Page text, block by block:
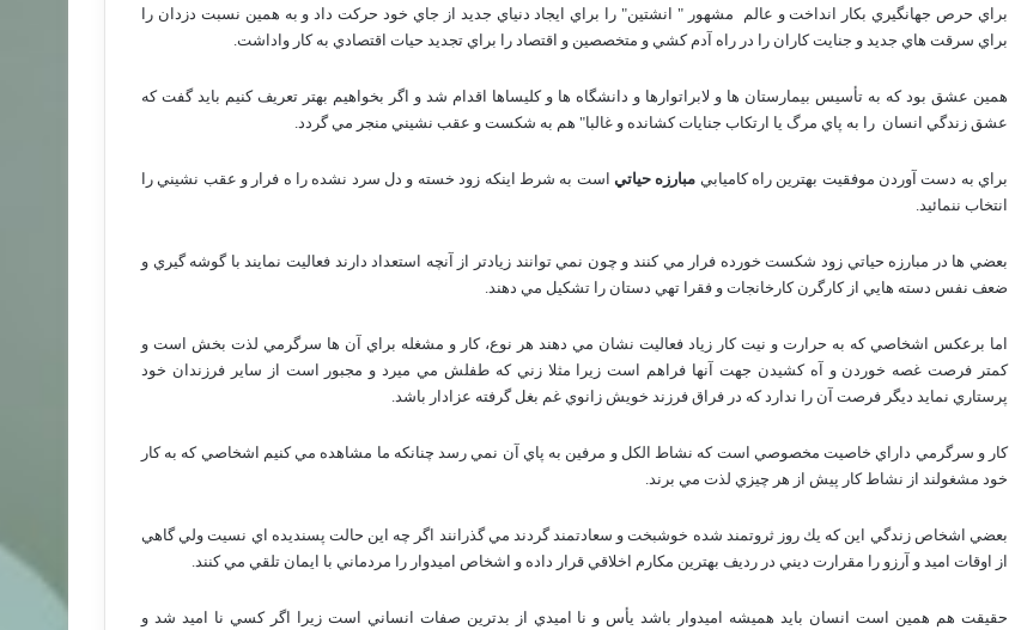
براي حرص جهانگيري بكار انداخت و عالم
مشهور " انشتين" را براي ايجاد دنياي جديد از جاي خود حركت داد و به همين نسبت دزدان را
براي سرقت هاي جديد و جنايت كاران را در راه آدم كشي و متخصصين و اقتصاد را براي تجديد حيات اقتصادي به كار واداشت.
همين عشق بود كه به تأسيس بيمارستان ها و لابراتوارها و دانشگاه ها و كليساها اقدام شد و اگر بخواهيم بهتر تعريف كنيم بايد گفت كه
عشق زندگي انسان را به پاي مرگ يا ارتكاب جنايات كشانده و غالبا" هم به شكست و عقب نشيني منجر مي گردد.
براي به دست آوردن موفقيت بهترين راه كاميابي مبارزه حياتي است به شرط اينكه زود خسته و دل سرد نشده را ه فرار و عقب نشيني را
انتخاب ننمائيد.
بعضي ها در مبارزه حياتي زود شكست خورده فرار مي كنند و چون نمي توانند زيادتر از آنچه استعداد دارند فعاليت نمايند با گوشه گيري و
ضعف نفس دسته هايي از كارگرن كارخانجات و فقرا تهي دستان را تشكيل مي دهند.
اما برعكس اشخاصي كه به حرارت و نيت كار زياد فعاليت نشان مي دهند هر نوع، كار و مشغله براي آن ها سرگرمي لذت بخش است و
كمتر فرصت غصه خوردن و آه كشيدن جهت آنها فراهم است زيرا مثلا زني كه طفلش مي ميرد و مجبور است از ساير فرزندان خود
پرستاري نمايد ديگر فرصت آن را ندارد كه در فراق فرزند خويش زانوي غم بغل گرفته عزادار باشد.
كار و سرگرمي داراي خاصيت مخصوصي است كه نشاط الكل و مرفين به پاي آن نمي رسد چنانكه ما مشاهده مي كنيم اشخاصي كه به كار
خود مشغولند از نشاط كار پيش از هر چيزي لذت مي برند.
بعضي اشخاص زندگي اين كه يك روز ثروتمند شده خوشبخت و سعادتمند گردند مي گذرانند اگر چه اين حالت پسنديده اي نسيت ولي گاهي
از اوقات اميد و آرزو را مقرارت ديني در رديف بهترين مكارم اخلاقي قرار داده و اشخاص اميدوار را مردماني با ايمان تلقي مي كنند.
حقيقت هم همين است انسان بايد هميشه اميدوار باشد يأس و نا اميدي از بدترين صفات انساني است زيرا اگر كسي نا اميد شد و